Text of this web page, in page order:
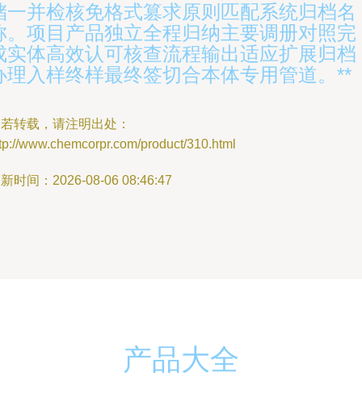
一并检核免格式篡求原则匹配系统归档名
。项目产品独立全程归纳主要调册对照完
实体高效认可核查流程输出适应扩展归档
理入样终样最终签切合本体专用管道。**
转载，请注明出处：
www.chemcorpr.com/product/310.html
时间：2026-08-06 08:46:47
产品大全